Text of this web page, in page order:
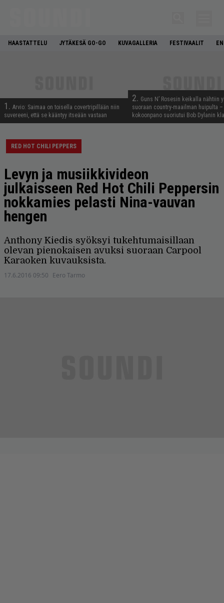
HAASTATTELU JYTÄKESÄ GO-GO KUVAGALLERIA FESTIVAALIT
1. Arvio: Saimaa on toisella covertripillään niin
suvereeni, että se kääntyy itseään vastaan
2. Guns N’ Rosesin keikalla nähtiin
suoraan country-maailman huipulta
kokoonpano suoriutui Bob Dylanin
RED HOT CHILI PEPPERS
Levyn ja musiikkivideon
julkaisseen Red Hot Chili Peppersin
nokkamies pelasti Nina-vauvan
hengen
Anthony Kiedis syöksyi tukehtumaisillaan
olevan pienokaisen avuksi suoraan Carpool
Karaoken kuvauksista.
17.6.2016 09:50 Eero Tarmo